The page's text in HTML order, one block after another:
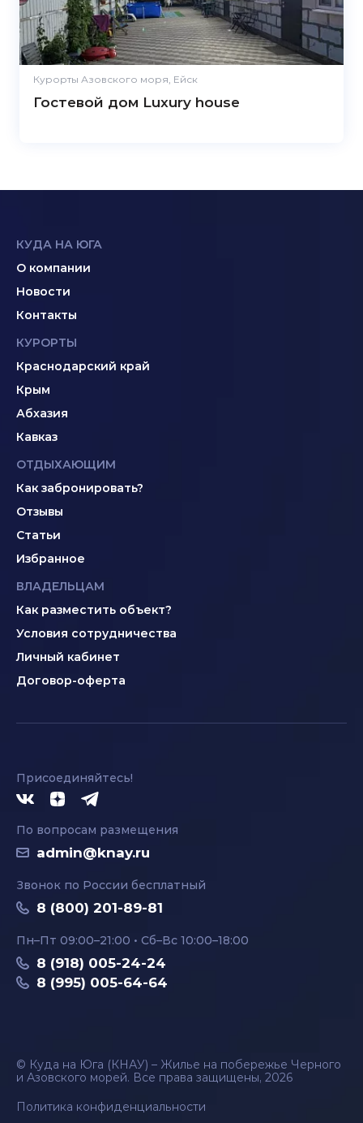
Курорты Азовского моря, Ейск
Гостевой дом Luxury house
КУДА НА ЮГА
О компании
Новости
Контакты
КУРОРТЫ
Краснодарский край
Крым
Абхазия
Кавказ
ОТДЫХАЮЩИМ
Как забронировать?
Отзывы
Статьи
Избранное
ВЛАДЕЛЬЦАМ
Как разместить объект?
Условия сотрудничества
Личный кабинет
Договор-оферта
Присоединяйтесь!
По вопросам размещения
admin@knay.ru
Звонок по России бесплатный
8 (800) 201-89-81
Пн–Пт 09:00–21:00 • Сб–Вс 10:00–18:00
8 (918) 005-24-24
8 (995) 005-64-64
© Куда на Юга (КНАУ) – Жилье на побережье Черного
и Азовского морей. Все права защищены, 2026
Политика конфиденциальности